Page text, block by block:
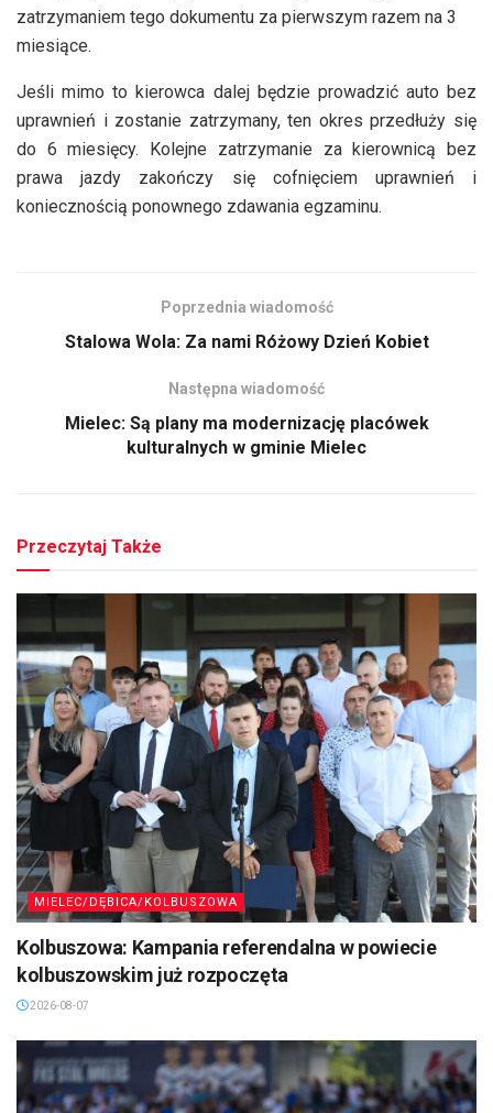
zatrzymaniem tego dokumentu za pierwszym razem na 3
miesiące.
Jeśli mimo to kierowca dalej będzie prowadzić auto bez
uprawnień i zostanie zatrzymany, ten okres przedłuży się
do 6 miesięcy. Kolejne zatrzymanie za kierownicą bez
prawa jazdy zakończy się cofnięciem uprawnień i
koniecznością ponownego zdawania egzaminu.
Poprzednia wiadomość
Stalowa Wola: Za nami Różowy Dzień Kobiet
Następna wiadomość
Mielec: Są plany ma modernizację placówek
kulturalnych w gminie Mielec
Przeczytaj Także
MIELEC/DĘBICA/KOLBUSZOWA
Kolbuszowa: Kampania referendalna w powiecie
kolbuszowskim już rozpoczęta
2026-08-07